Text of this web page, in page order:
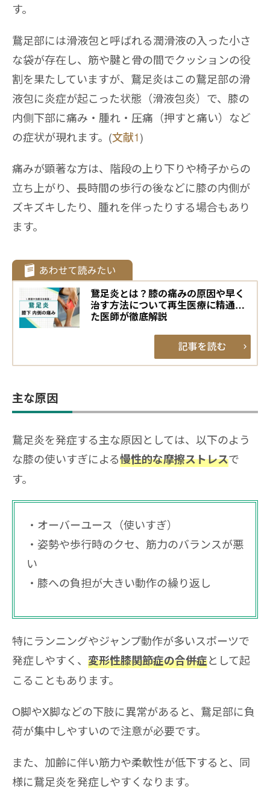
す。
鵞足部には滑液包と呼ばれる潤滑液の入った小さ
な袋が存在し、筋や腱と骨の間でクッションの役
割を果たしていますが、鵞足炎はこの鵞足部の滑
液包に炎症が起こった状態（滑液包炎）で、膝の
内側下部に痛み・腫れ・圧痛（押すと痛い）など
の症状が現れます。(文献1)
痛みが顕著な方は、階段の上り下りや椅子からの
立ち上がり、長時間の歩行の後などに膝の内側が
ズキズキしたり、腫れを伴ったりする場合もあり
ます。
鵞足炎とは？膝の痛みの原因や早く
治す方法について再生医療に精通し
た医師が徹底解説
主な原因
鵞足炎を発症する主な原因としては、以下のよう
な膝の使いすぎによる慢性的な摩擦ストレスで
す。
オーバーユース（使いすぎ）
姿勢や歩行時のクセ、筋力のバランスが悪
い
膝への負担が大きい動作の繰り返し
特にランニングやジャンプ動作が多いスポーツで
発症しやすく、 変形性膝関節症の合併症として起
こることもあります。
O脚やX脚などの下肢に異常があると、鵞足部に負
荷が集中しやすいので注意が必要です。
また、加齢に伴い筋力や柔軟性が低下すると、同
様に鵞足炎を発症しやすくなります。